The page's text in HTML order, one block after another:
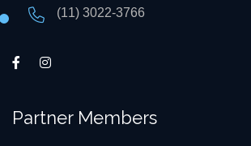
(11) 3022-3766
Partner Members